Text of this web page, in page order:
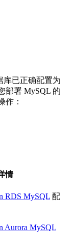
库已正确配置为
部署 MySQL 的
作：
情
RDS MySQL 配
Aurora MySQL